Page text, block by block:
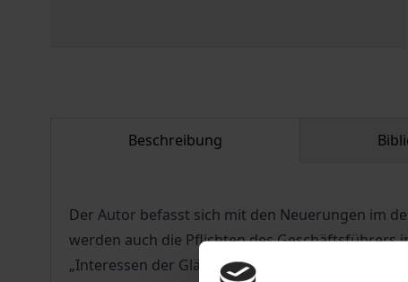
Beschreibung
Der Autor befasst sich mit den Neuerungen im
werden auch die Pflichten des Geschäftsführers
„Interessen der Gläubiger, Anteilsinhaber und